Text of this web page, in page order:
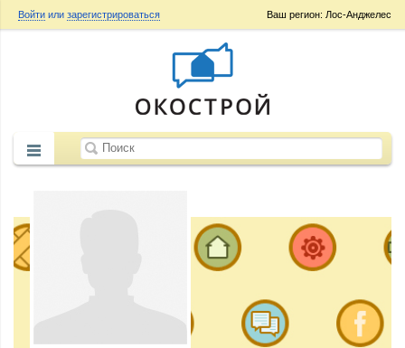
Ваш регион: Лос-Анджелес
Войти или зарегистрироваться